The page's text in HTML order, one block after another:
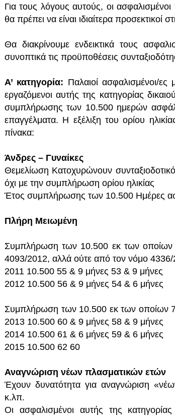
Για τους λόγους αυτούς, οι
θα πρέπει να είναι ιδιαίτερα προσεκτικοί
Θα διακρίνουμε ενδεικτικά τους
συνοπτικά τις προϋποθέσεις
Α’ κατηγορία: Παλαιοί ασφαλισμένοι/
εργαζόμενοι αυτής της κατηγορίας
συμπλήρωσης των 10.500 ημερών
επαγγέλματα. Η εξέλιξη του ορίου
πίνακα:
Άνδρες – Γυναίκες
Θεμελίωση Κατοχυρώνουν
όχι με την συμπλήρωση ορίου ηλικίας
Έτος συμπλήρωσης των 10.500 Ημέρες
Πλήρη Μειωμένη
Συμπλήρωση των 10.500 εκ των οποίων
4093/2012, αλλά ούτε από τον νόμο
2011 10.500 55 & 9 μήνες 53 & 9 μήνες
2012 10.500 56 & 9 μήνες 54 & 6 μήνες
Συμπλήρωση των 10.500 εκ των οποίων
2013 10.500 60 & 9 μήνες 58 & 9 μήνες
2014 10.500 61 & 6 μήνες 59 & 6 μήνες
2015 10.500 62 60
Αναγνώριση νέων πλασματικών ετών
Έχουν δυνατότητα για αναγνώριση
κ.λπ.
Οι ασφαλισμένοι αυτής της